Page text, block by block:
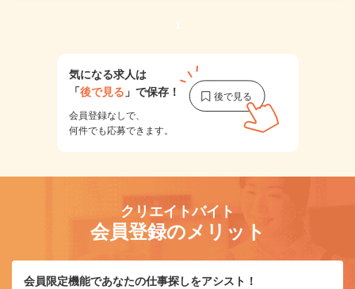
1
気になる求人は
「後で見る 」で保存！
会員登録なしで、
何件でも応募できます。
クリエイトバイト
会員登録のメリット
会員限定機能であなたの仕事探しをアシスト！